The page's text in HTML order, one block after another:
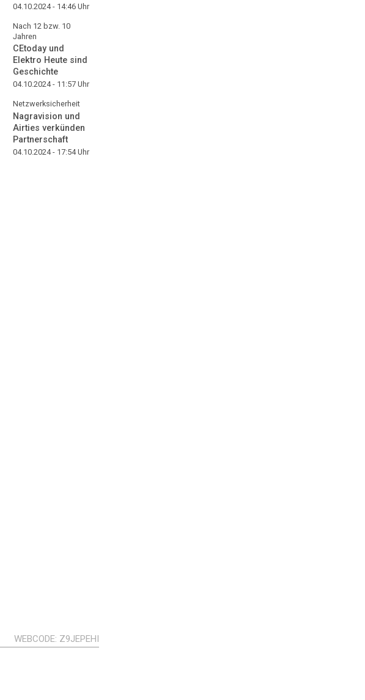
04.10.2024 - 14:46 Uhr
Nach 12 bzw. 10
Jahren
CEtoday und
Elektro Heute sind
Geschichte
04.10.2024 - 11:57 Uhr
Netzwerksicherheit
Nagravision und
Airties verkünden
Partnerschaft
04.10.2024 - 17:54Uhr
WEBCODE Z9JEPEHI